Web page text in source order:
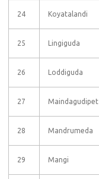
24 Koyatalandi
25 Lingiguda
26 Loddiguda
27 Maindagudipet
28 Mandrumeda
29 Mangi